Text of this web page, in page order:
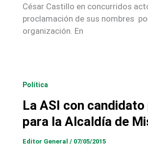
César Castillo en concurridos
proclamación de sus nombres
organización. En
Política
La ASI con
para la Alcaldía de
Editor General / 07/05/2015